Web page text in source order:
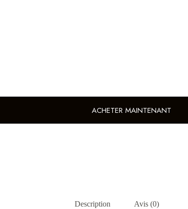
ACHETER MAINTENANT
Description Avis (0)